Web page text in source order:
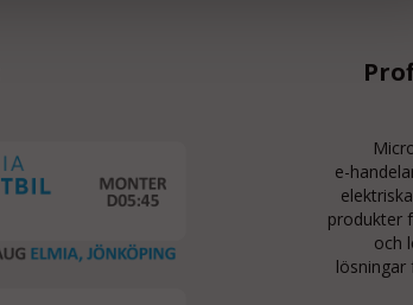
e-
produkter
och
lösningar